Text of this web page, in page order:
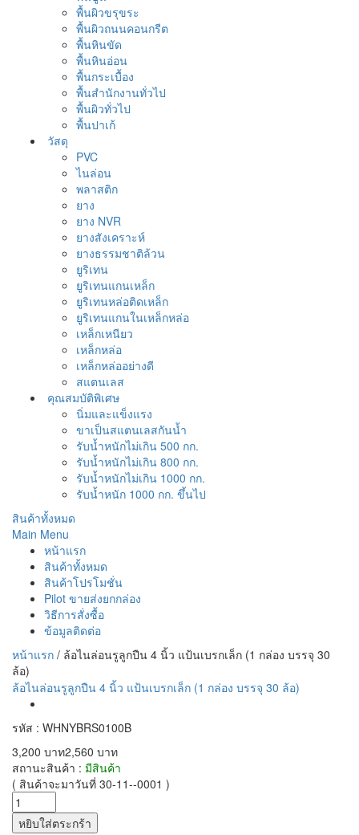
พื้นผิวขรุขระ
พื้นผิวถนนคอนกรีต
พื้นหินขัด
พื้นหินอ่อน
พื้นกระเบื้อง
พื้นสำนักงานทั่วไป
พื้นผิวทั่วไป
พื้นปาเก้
วัสดุ
PVC
ไนล่อน
พลาสติก
ยาง
ยาง NVR
ยางสังเคราะห์
ยางธรรมชาติล้วน
ยูริเทน
ยูริเทนแกนเหล็ก
ยูริเทนหล่อติดเหล็ก
ยูริเทนแกนในเหล็กหล่อ
เหล็กเหนียว
เหล็กหล่อ
เหล็กหล่ออย่างดี
สแตนเลส
คุณสมบัติพิเศษ
นิ่มและแข็งแรง
ขาเป็นสแตนเลสกันน้ำ
รับน้ำหนักไม่เกิน 500 กก.
รับน้ำหนักไม่เกิน 800 กก.
รับน้ำหนักไม่เกิน 1000 กก.
รับน้ำหนัก 1000 กก. ขึ้นไป
สินค้าทั้งหมด
Main Menu
หน้าแรก
สินค้าทั้งหมด
สินค้าโปรโมชั่น
Pilot ขายส่งยกกล่อง
วิธีการสั่งซื้อ
ข้อมูลติดต่อ
หน้าแรก / ล้อไนล่อนรูลูกปืน 4 นิ้ว แป้นเบรกเล็ก (1 กล่อง บรรจุ 30
ล้อ)
ล้อไนล่อนรูลูกปืน 4 นิ้ว แป้นเบรกเล็ก (1 กล่อง บรรจุ 30 ล้อ)
รหัส : WHNYBRS0100B
3,200 บาท2,560 บาท
สถานะสินค้า : มีสินค้า
( สินค้าจะมาวันที่ 30-11--0001 )